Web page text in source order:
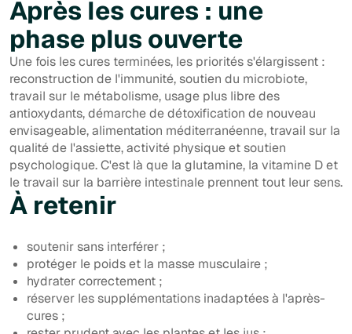
Après les cures : une
phase plus ouverte
Une fois les cures terminées, les priorités s'élargissent :
reconstruction de l'immunité, soutien du microbiote,
travail sur le métabolisme, usage plus libre des
antioxydants, démarche de détoxification de nouveau
envisageable, alimentation méditerranéenne, travail sur la
qualité de l'assiette, activité physique et soutien
psychologique. C'est là que la glutamine, la vitamine D et
le travail sur la barrière intestinale prennent tout leur sens.
À retenir
soutenir sans interférer ;
protéger le poids et la masse musculaire ;
hydrater correctement ;
réserver les supplémentations inadaptées à l'après-
cures ;